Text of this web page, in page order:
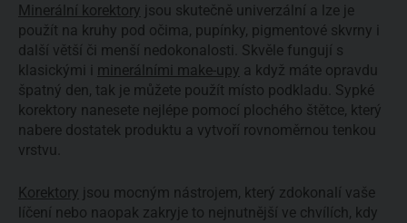
Minerální korektory jsou skutečně univerzální a lze je
použít na kruhy pod očima, pupínky, pigmentové skvrny i
další větší či menší nedokonalosti. Skvěle fungují s
klasickými i minerálními make-upy a když máte opravdu
špatný den, tak je můžete použít místo podkladu. Sypké
korektory nanesete nejlépe pomocí plochého štětce, který
nabere dostatek produktu a vytvoří rovnoměrnou tenkou
vrstvu.
Korektory jsou mocným nástrojem, který zdokonalí vaše
líčení nebo naopak zakryje to nejnutnější ve chvílích, kdy